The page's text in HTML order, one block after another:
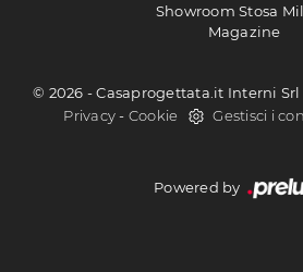
Showroom Stosa
Magazine
© 2026 - Casaprogettata.it Interni Srl -
Privacy- Cookie Gestisci i
Powered by